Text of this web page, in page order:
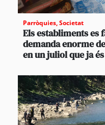
Parròquies,Societat
Els establiments es
demanda enorme
en un juliol que ja